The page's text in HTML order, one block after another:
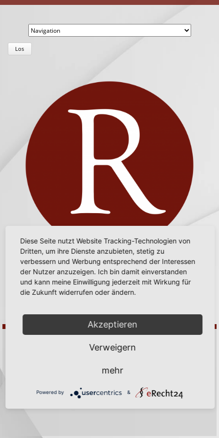
Zielseite
Los
EQ Emotionale Intelligenz
Bitte geben Sie das Passwort ein, um zum Inhalt des Bereichs "EQ 
Emotionale Intelligenz" zu gelangen.
Sollten Sie kein Passwort erhalten haben, können Sie gerne Kontakt
Diese Seite nutzt Website Tracking-Technologien von
Dritten, um ihre Dienste anzubieten, stetig zu
verbessern und Werbung entsprechend der Interessen
der Nutzer anzuzeigen. Ich bin damit einverstanden
und kann meine Einwilligung jederzeit mit Wirkung für
die Zukunft widerrufen oder ändern.
Akzeptieren
Verweigern
mehr
Powered by &